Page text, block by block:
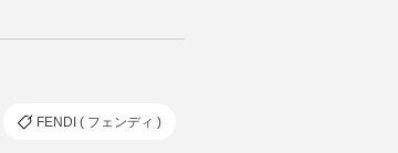
FENDI ( フェンディ )